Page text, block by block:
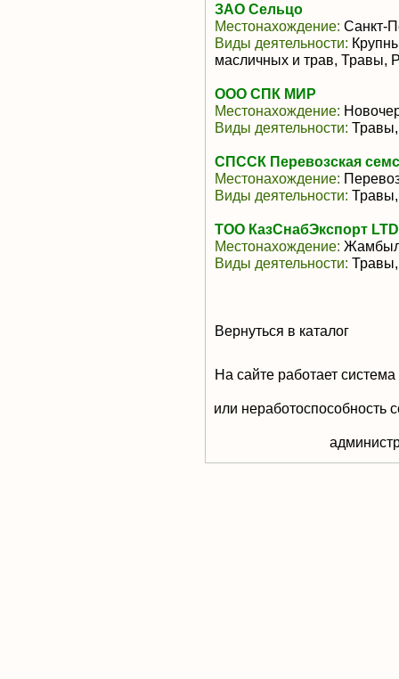
ЗАО Сельцо
Местонахождение: Санкт-
Виды деятельности:
масличных и трав, Травы,
ООО СПК МИР
Местонахождение:
Виды деятельности:
СПССК Перевозская
Местонахождение:
Виды деятельности: Травы,
ТОО КазСнабЭкспорт LTD
Местонахождение:
Виды деятельности: Травы,
Вернуться в каталог
На сайте работает
или неработоспособность